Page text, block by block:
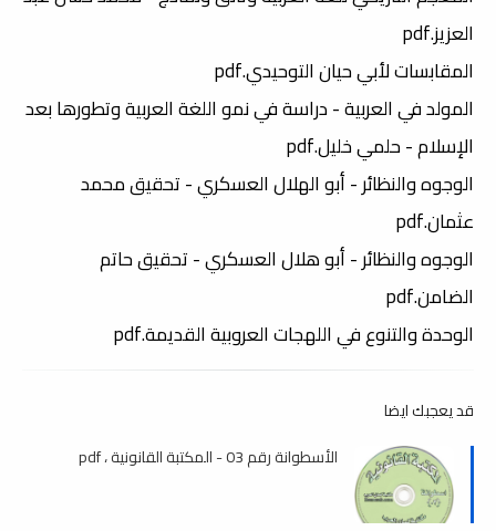
العزيز.pdf
المقابسات لأبي حيان التوحيدي.pdf
المولد في العربية - دراسة في نمو اللغة العربية وتطورها بعد
الإسلام - حلمي خليل.pdf
الوجوه والنظائر - أبو الهلال العسكري - تحقيق محمد
عثمان.pdf
الوجوه والنظائر - أبو هلال العسكري - تحقيق حاتم
الضامن.pdf
الوحدة والتنوع في اللهجات العروبية القديمة.pdf
قد يعجبك ايضا
الأسطوانة رقم 03 - المكتبة القانونية ، pdf